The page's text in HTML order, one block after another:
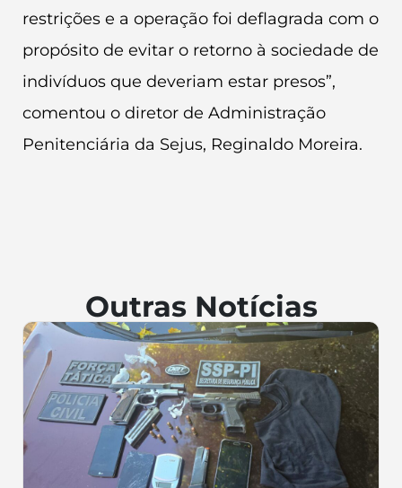
restrições e a operação foi deflagrada com o
propósito de evitar o retorno à sociedade de
indivíduos que deveriam estar presos”,
comentou o diretor de Administração
Penitenciária da Sejus, Reginaldo Moreira.
Outras Notícias